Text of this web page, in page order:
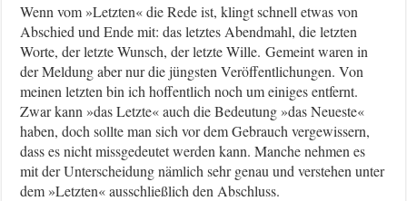
Wenn vom »Letzten« die Rede ist, klingt schnell etwas von
Abschied und Ende mit: das letztes Abendmahl, die letzten
Worte, der letzte Wunsch, der letzte Wille. Gemeint waren in
der Meldung aber nur die jüngsten Veröffentlichungen. Von
meinen letzten bin ich hoffentlich noch um einiges entfernt.
Zwar kann »das Letzte« auch die Bedeutung »das Neueste«
haben, doch sollte man sich vor dem Gebrauch vergewissern,
dass es nicht missgedeutet werden kann. Manche nehmen es
mit der Unterscheidung nämlich sehr genau und verstehen unter
dem »Letzten« ausschließlich den Abschluss.